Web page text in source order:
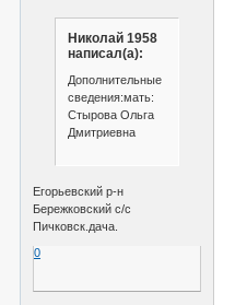
Николай 1958
написал(а):
Дополнительные
сведения:мать:
Стырова Ольга
Дмитриевна
Егорьевский р-н
Бережковский с/с
Пичковск.дача.
0